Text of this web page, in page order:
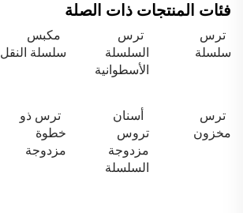
فئات المنتجات ذات الصلة
ترس
سلسلة
ترس
السلسلة
الأسطوانية
مكبس
سلسلة النقل
ترس
مخزون
أسنان
تروس
مزدوجة
السلسلة
ترس ذو
خطوة
مزدوجة